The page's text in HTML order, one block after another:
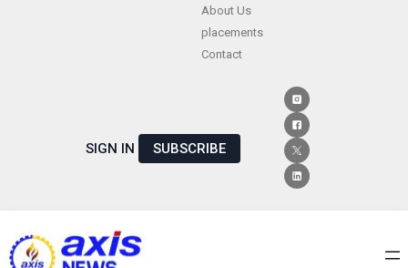
About Us
placements
Contact
SIGN IN SUBSCRIBE